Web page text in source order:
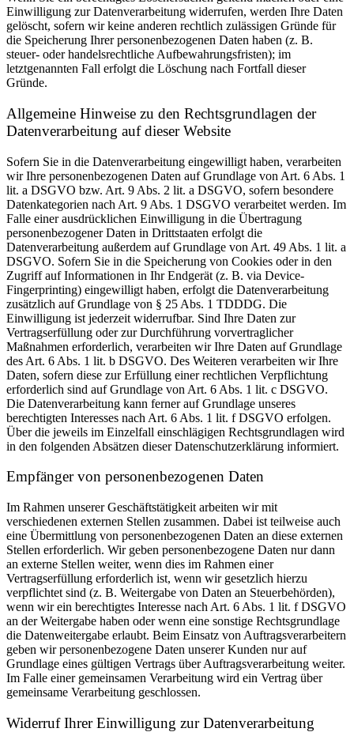
Einwilligung zur Datenverarbeitung widerrufen, werden Ihre Daten
gelöscht, sofern wir keine anderen rechtlich zulässigen Gründe für
die Speicherung Ihrer personenbezogenen Daten haben (z. B.
steuer- oder handelsrechtliche Aufbewahrungsfristen); im
letztgenannten Fall erfolgt die Löschung nach Fortfall dieser
Gründe.
Allgemeine Hinweise zu den Rechtsgrundlagen der
Datenverarbeitung auf dieser Website
Sofern Sie in die Datenverarbeitung eingewilligt haben, verarbeiten
wir Ihre personenbezogenen Daten auf Grundlage von Art. 6 Abs. 1
lit. a DSGVO bzw. Art. 9 Abs. 2 lit. a DSGVO, sofern besondere
Datenkategorien nach Art. 9 Abs. 1 DSGVO verarbeitet werden. Im
Falle einer ausdrücklichen Einwilligung in die Übertragung
personenbezogener Daten in Drittstaaten erfolgt die
Datenverarbeitung außerdem auf Grundlage von Art. 49 Abs. 1 lit. a
DSGVO. Sofern Sie in die Speicherung von Cookies oder in den
Zugriff auf Informationen in Ihr Endgerät (z. B. via Device-
Fingerprinting) eingewilligt haben, erfolgt die Datenverarbeitung
zusätzlich auf Grundlage von § 25 Abs. 1 TDDDG. Die
Einwilligung ist jederzeit widerrufbar. Sind Ihre Daten zur
Vertragserfüllung oder zur Durchführung vorvertraglicher
Maßnahmen erforderlich, verarbeiten wir Ihre Daten auf Grundlage
des Art. 6 Abs. 1 lit. b DSGVO. Des Weiteren verarbeiten wir Ihre
Daten, sofern diese zur Erfüllung einer rechtlichen Verpflichtung
erforderlich sind auf Grundlage von Art. 6 Abs. 1 lit. c DSGVO.
Die Datenverarbeitung kann ferner auf Grundlage unseres
berechtigten Interesses nach Art. 6 Abs. 1 lit. f DSGVO erfolgen.
Über die jeweils im Einzelfall einschlägigen Rechtsgrundlagen wird
in den folgenden Absätzen dieser Datenschutzerklärung informiert.
Empfänger von personenbezogenen Daten
Im Rahmen unserer Geschäftstätigkeit arbeiten wir mit
verschiedenen externen Stellen zusammen. Dabei ist teilweise auch
eine Übermittlung von personenbezogenen Daten an diese externen
Stellen erforderlich. Wir geben personenbezogene Daten nur dann
an externe Stellen weiter, wenn dies im Rahmen einer
Vertragserfüllung erforderlich ist, wenn wir gesetzlich hierzu
verpflichtet sind (z. B. Weitergabe von Daten an Steuerbehörden),
wenn wir ein berechtigtes Interesse nach Art. 6 Abs. 1 lit. f DSGVO
an der Weitergabe haben oder wenn eine sonstige Rechtsgrundlage
die Datenweitergabe erlaubt. Beim Einsatz von Auftragsverarbeitern
geben wir personenbezogene Daten unserer Kunden nur auf
Grundlage eines gültigen Vertrags über Auftragsverarbeitung weiter.
Im Falle einer gemeinsamen Verarbeitung wird ein Vertrag über
gemeinsame Verarbeitung geschlossen.
Widerruf Ihrer Einwilligung zur Datenverarbeitung